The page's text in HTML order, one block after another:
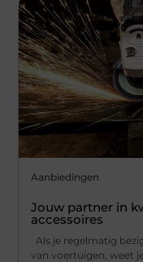
Aanbiedingen
Jouw partner in
accessoires
Als je regelmatig
van voertuigen, weet